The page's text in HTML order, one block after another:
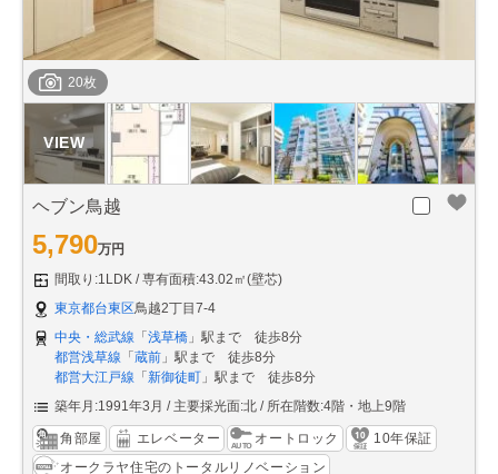
20枚
ヘブン鳥越
5,790万円
間取り:1LDK
専有面積:43.02㎡(壁芯)
東京都台東区鳥越2丁目7-4
中央・総武線 「浅草橋 」駅まで 徒歩8分
都営浅草線 「蔵前 」駅まで 徒歩8分
都営大江戸線 「新御徒町 」駅まで 徒歩8分
築年月:1991年3月
主要採光面:北 所在階数:4階・地上9階
角部屋 エレベーター オートロック
10年保証
オークラヤ住宅のトータルリノベーション